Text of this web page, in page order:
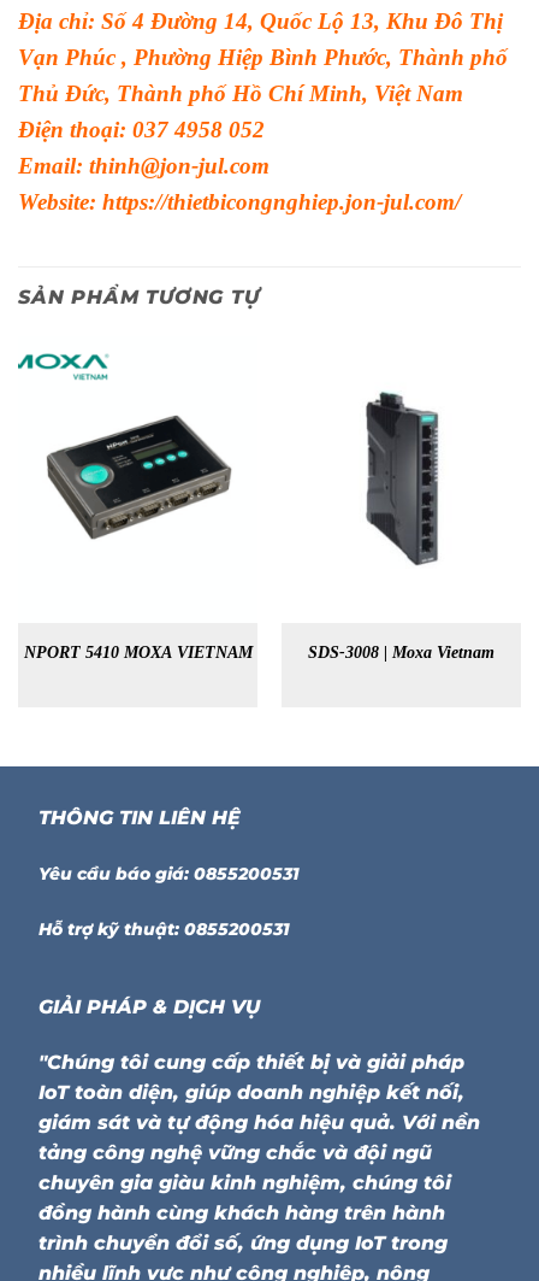
Địa chỉ: Số 4 Đường 14, Quốc Lộ 13, Khu Đô Thị
Vạn Phúc , Phường Hiệp Bình Phước, Thành phố
Thủ Đức, Thành phố Hồ Chí Minh, Việt Nam
Điện thoại: 037 4958 052
Email: thinh@jon-jul.com
Website: https://thietbicongnghiep.jon-jul.com/
SẢN PHẨM TƯƠNG TỰ
NPORT 5410 MOXA VIETNAM SDS-3008 | Moxa Vietnam
THÔNG TIN LIÊN HỆ
Yêu cầu báo giá: 0855200531
Hỗ trợ kỹ thuật: 0855200531
GIẢI PHÁP & DỊCH VỤ
"Chúng tôi cung cấp thiết bị và giải pháp
IoT toàn diện, giúp doanh nghiệp kết nối,
giám sát và tự động hóa hiệu quả. Với nền
tảng công nghệ vững chắc và đội ngũ
chuyên gia giàu kinh nghiệm, chúng tôi
đồng hành cùng khách hàng trên hành
trình chuyển đổi số, ứng dụng IoT trong
nhiều lĩnh vực như công nghiệp, nông